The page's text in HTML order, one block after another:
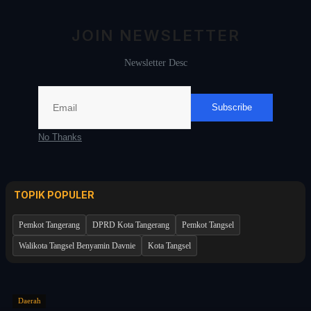
Bogor Raya
JOIN NEWSLETTER
Newsletter Desc
Subscribe
No Thanks
TOPIK POPULER
Pemkot Tangerang DPRD Kota Tangerang Pemkot Tangsel
Walikota Tangsel Benyamin Davnie Kota Tangsel
Daerah